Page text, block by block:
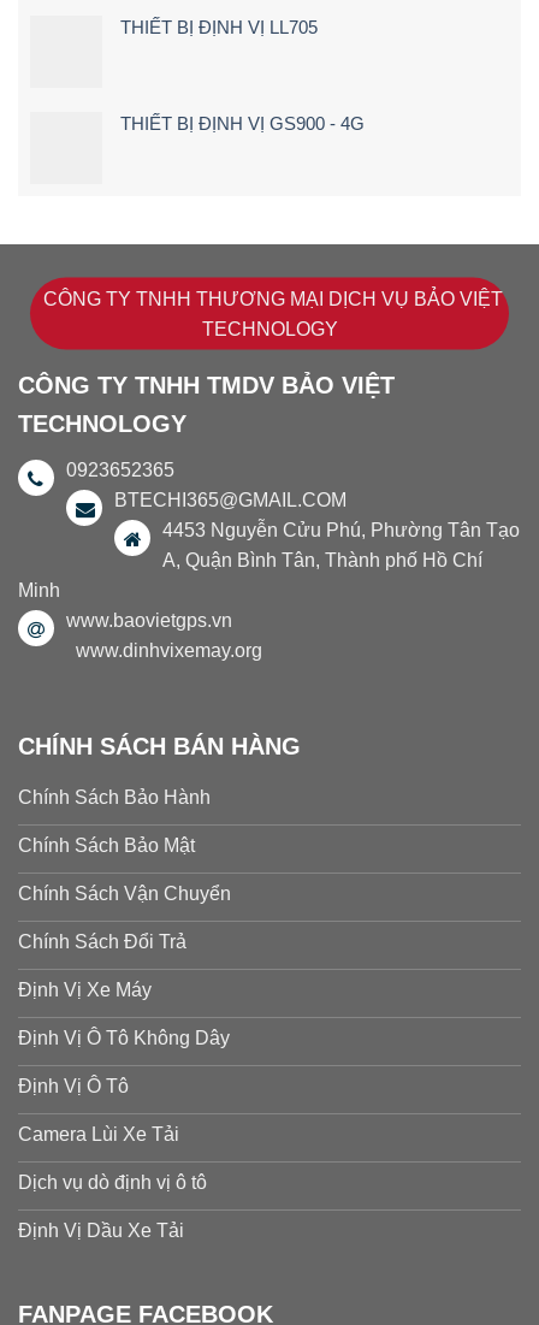
THIẾT BỊ ĐỊNH VỊ LL705
THIẾT BỊ ĐỊNH VỊ GS900 - 4G
CÔNG TY TNHH THƯƠNG MẠI DỊCH VỤ BẢO VIỆT
TECHNOLOGY
CÔNG TY TNHH TMDV BẢO VIỆT
TECHNOLOGY
0923652365
BTECHI365@GMAIL.COM
4453 Nguyễn Cửu Phú, Phường Tân Tạo
A, Quận Bình Tân, Thành phố Hồ Chí
Minh
www.baovietgps.vn
www.dinhvixemay.org
CHÍNH SÁCH BÁN HÀNG
Chính Sách Bảo Hành
Chính Sách Bảo Mật
Chính Sách Vận Chuyển
Chính Sách Đổi Trả
Định Vị Xe Máy
Định Vị Ô Tô Không Dây
Định Vị Ô Tô
Camera Lùi Xe Tải
Dịch vụ dò định vị ô tô
Định Vị Dầu Xe Tải
FANPAGE FACEBOOK